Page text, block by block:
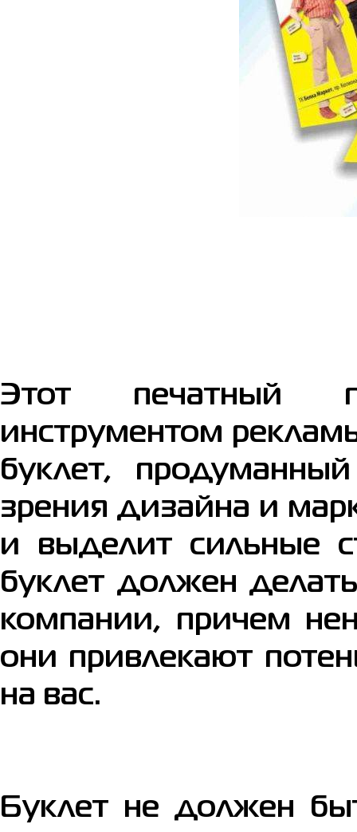
Этот печатный
инструментом
буклет,
зрения дизайна и
и выделит сильные
буклет должен
компании, причем
они привлекают
на вас.
Буклет не должен